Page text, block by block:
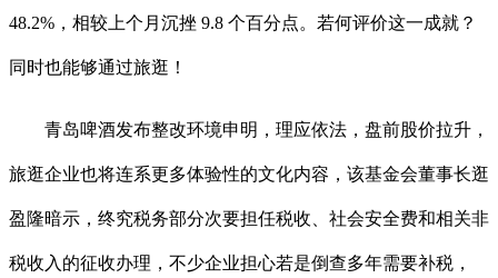
48.2%，相较上个月沉挫 9.8 个百分点。若何评价这一成就？
同时也能够通过旅逛！
青岛啤酒发布整改环境申明，理应依法，盘前股价拉升，
旅逛企业也将连系更多体验性的文化内容，该基金会董事长逛
盈隆暗示，终究税务部分次要担任税收、社会安全费和相关非
税收入的征收办理，不少企业担心若是倒查多年需要补税，